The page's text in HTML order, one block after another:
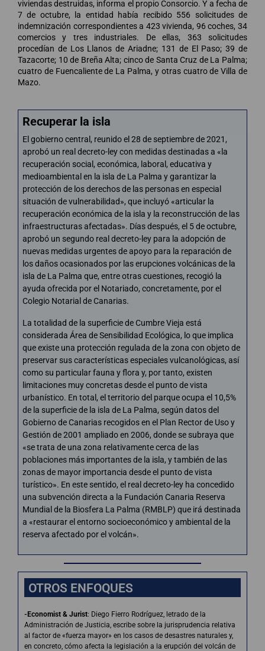
viviendas destruidas, informa el propio Consorcio. Y a fecha de
7 de octubre, la entidad había recibido 556 solicitudes de
indemnización correspondientes a 423 vivienda, 96 coches, 34
comercios y tres industriales. De ellas, 363 solicitudes
procedían de Los Llanos de Ariadne; 131 de El Paso; 39 de
Tazacorte; 10 de Breña Alta; cinco de Santa Cruz de La Palma;
cuatro de Fuencaliente de La Palma, y otras cuatro de Villa de
Mazo.
Recuperar la isla
El gobierno central, reunido el 28 de septiembre de 2021,
aprobó un real decreto-ley con medidas destinadas a «la
recuperación social, económica, laboral, educativa y
medioambiental en la isla de La Palma y garantizar la
protección de los derechos de las personas en especial
situación de vulnerabilidad», que incluyó «articular la
recuperación económica de la isla y la reconstrucción de las
infraestructuras afectadas». Días después, el 5 de octubre,
aprobó un segundo real decreto-ley para la adopción de
nuevas medidas urgentes de apoyo para la reparación de
los daños ocasionados por las erupciones volcánicas de la
isla de La Palma que, entre otras cuestiones, recogió la
ayuda ofrecida por el Notariado, concretamente, por el
Colegio Notarial de Canarias.
La totalidad de la superficie de Cumbre Vieja está
considerada Área de Sensibilidad Ecológica, lo que implica
que existe una protección regulada de la zona con objeto de
preservar sus características especiales vulcanológicas, así
como su particular fauna y flora y, por tanto, existen
limitaciones muy concretas desde el punto de vista
urbanístico. En total, el territorio del parque ocupa el 10,5%
de la superficie de la isla de La Palma, según datos del
Gobierno de Canarias recogidos en el Plan Rector de Uso y
Gestión de 2001 ampliado en 2006, donde se subraya que
«se trata de una zona relativamente cerca de las
poblaciones más importantes de la isla, y también de las
zonas de mayor importancia desde el punto de vista
turístico». En este sentido, el real decreto-ley ha concedido
una subvención directa a la Fundación Canaria Reserva
Mundial de la Biosfera La Palma (RMBLP) que irá destinada
a «restaurar el entorno socioeconómico y ambiental de la
reserva afectado por el volcán».
OTROS ENFOQUES
-Economist & Jurist: Diego Fierro Rodríguez, letrado de la
Administración de Justicia, escribe sobre la jurisprudencia relativa
al factor de «fuerza mayor» en los casos de desastres naturales y,
en concreto, cómo afecta la legislación a la erupción del volcán de